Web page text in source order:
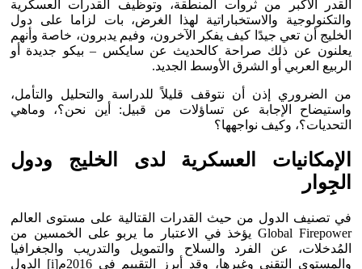
القدر الأكبر من ثروات المنطقة، وتوظيف القدرات العسكرية
والتكنولوجية والاستخباراتية لهذا الغرض، بات لزاما على دول
الخليج أن تعي جيدًا كيف يفكر الآخرون، وفيم يدبرون، خاصة وأنهم
يعلنون عن ذلك صراحة كالحديث عن سايكس – بيكو جديدة أو
الربيع العربي أو الشرق الأوسط الجديد.
من الضروري إذن أن نتوقف قليلاً للدراسة والتحليل والتأمل،
واستيضاح الإجابة عن تساؤلات من قبيل: أين نحن؟، وماهي
التحديات؟، وكيف نواجهها؟
الإمكانيات العسكرية لدى الخليج ودول
الجِوار
في تصنيف الدول من حيث القدرات القتالية على مستوى العالم
Global Firepower يؤخذ في الاعتبار ما يربو على الخمسين من
المُدخلات، عن الفرد والسلاح والتمويل والتدريب والجغرافيا
والمستوى التقني وغيرها، وقد أبرز التقييم في 2016م[i] الدول